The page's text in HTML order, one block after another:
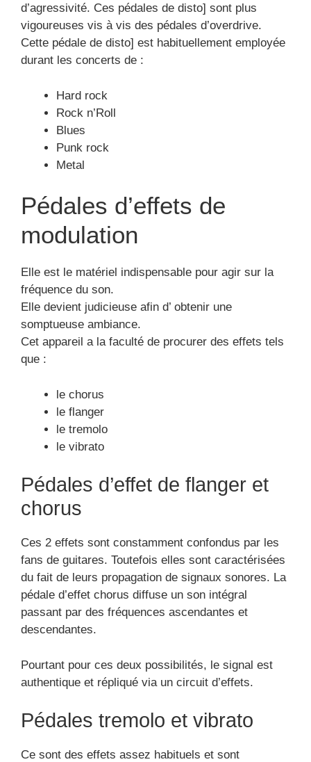
d’agressivité. Ces pédales de disto] sont plus
vigoureuses vis à vis des pédales d’overdrive.
Cette pédale de disto] est habituellement employée
durant les concerts de :
Hard rock
Rock n’Roll
Blues
Punk rock
Metal
Pédales d’effets de
modulation
Elle est le matériel indispensable pour agir sur la
fréquence du son.
Elle devient judicieuse afin d’ obtenir une
somptueuse ambiance.
Cet appareil a la faculté de procurer des effets tels
que :
le chorus
le flanger
le tremolo
le vibrato
Pédales d’effet de flanger et
chorus
Ces 2 effets sont constamment confondus par les
fans de guitares. Toutefois elles sont caractérisées
du fait de leurs propagation de signaux sonores. La
pédale d’effet chorus diffuse un son intégral
passant par des fréquences ascendantes et
descendantes.
Pourtant pour ces deux possibilités, le signal est
authentique et répliqué via un circuit d’effets.
Pédales tremolo et vibrato
Ce sont des effets assez habituels et sont